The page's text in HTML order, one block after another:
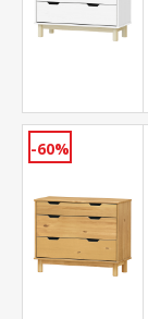
-60%